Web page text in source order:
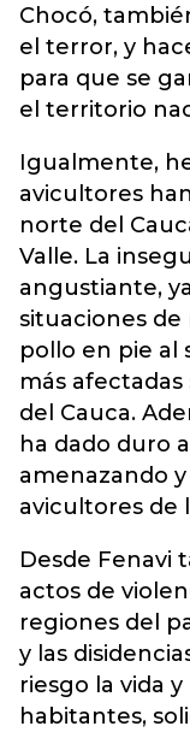
Chocó,
el terror, y
para que se
el territorio
Igualmente,
avicultores
norte del
Valle. La
angustiante,
situaciones de
pollo en pie al
más
del Cauca.
ha dado duro
amenazando
avicultores de
Desde Fenavi
actos de
regiones del
y las
riesgo la vida
habitantes,